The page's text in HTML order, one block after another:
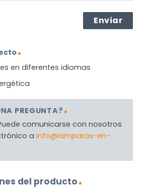
en diferentes idiomas
PREGUNTA?
comunicarse con nosotros
a info@lamparas-en-
del producto